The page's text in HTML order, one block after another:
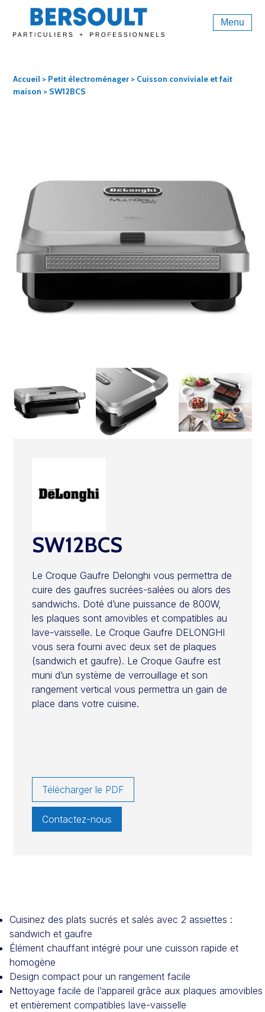
Menu
Accueil > Petit électroménager > Cuisson conviviale et fait
maison > SW12BCS
SW12BCS
Le Croque Gaufre Delonghi vous permettra de
cuire des gaufres sucrées-salées ou alors des
sandwichs. Doté d’une puissance de 800W,
les plaques sont amovibles et compatibles au
lave-vaisselle. Le Croque Gaufre DELONGHI
vous sera fourni avec deux set de plaques
(sandwich et gaufre). Le Croque Gaufre est
muni d’un système de verrouillage et son
rangement vertical vous permettra un gain de
place dans votre cuisine.
Télécharger le PDF
Contactez-nous
Cuisinez des plats sucrés et salés avec 2 assiettes :
sandwich et gaufre
Élément chauffant intégré pour une cuisson rapide et
homogène
Design compact pour un rangement facile
Nettoyage facile de l’appareil grâce aux plaques amovibles
et entièrement compatibles lave-vaisselle